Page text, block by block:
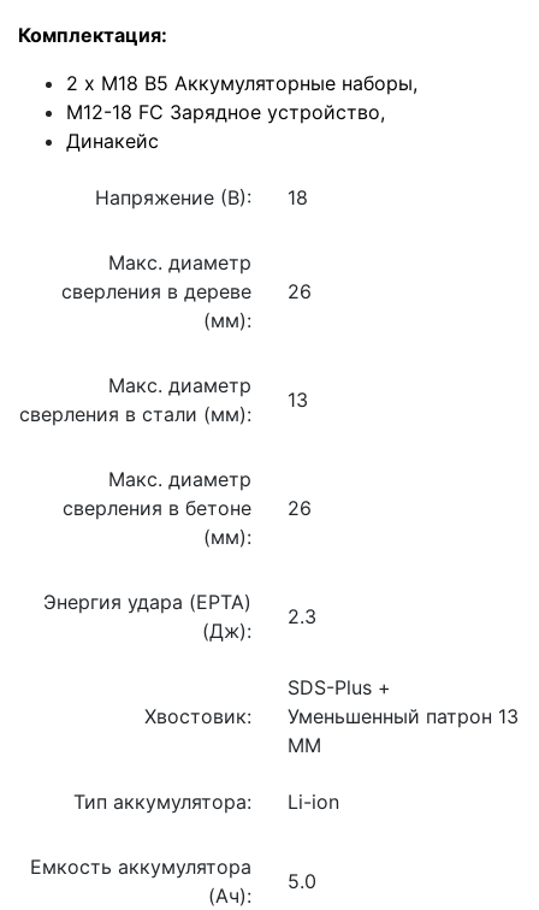
Комплектация:
2 x M18 B5 Аккумуляторные наборы,
M12-18 FC Зарядное устройство,
Динакейс
Напряжение (В): 18
Макс. диаметр
сверления в дереве
(мм):
26
Макс. диаметр
сверления в стали (мм):
13
Макс. диаметр
сверления в бетоне
(мм):
26
Энергия удара (EPTA)
(Дж):
2.3
Хвостовик:
SDS-Plus +
Уменьшенный патрон 13
MM
Тип аккумулятора: Li-ion
Емкость аккумулятора
(Ач):
5.0